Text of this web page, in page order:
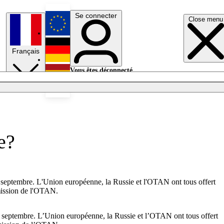
Close menu
Français
English
Deutsch
Se connecter
Vous êtes déconnecté.
L'Union européenne, la Russie et l'OTAN ont tous offert
de l'OTAN.
L’Union européenne, la Russie et l’OTAN ont tous offert